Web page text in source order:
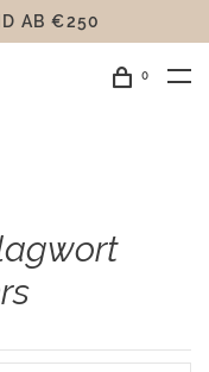
AB €250
0